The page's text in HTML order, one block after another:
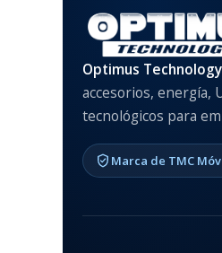
Optimus Technology
accesorios, energía,
tecnológicos para
Marca de TMC